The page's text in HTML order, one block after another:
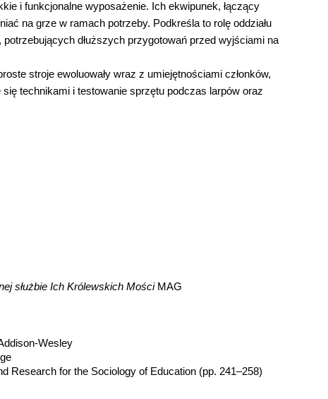
i funkcjonalne wyposażenie. Ich ekwipunek, łączący
na grze w ramach potrzeby. Podkreśla to rolę oddziału
dłuższych przygotowań przed wyjściami na
stroje ewoluowały wraz z umiejętnościami członków,
technikami i testowanie sprzętu podczas larpów oraz
służbie Ich Królewskich MościMAG
Wesley
Research for the Sociology of Education (pp. 241–258)